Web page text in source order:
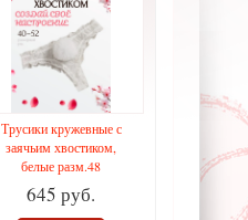
Трусики кружевные с
заячьим хвостиком,
белые разм.48
645 руб.